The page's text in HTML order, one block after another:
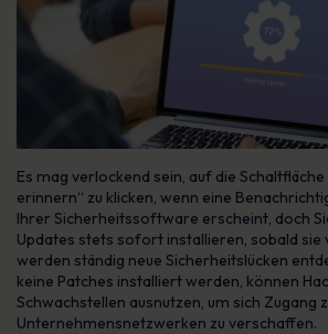
Es mag verlockend sein, auf die
erinnern“ zu klicken, wenn eine
Ihrer Sicherheitssoftware erscheint, doch
Updates stets sofort installieren, sobald sie
werden ständig neue Sicherheitslücken
keine Patches installiert werden, können
Schwachstellen ausnutzen, um sich Zugang
Unternehmensnetzwerken zu verschaffen.